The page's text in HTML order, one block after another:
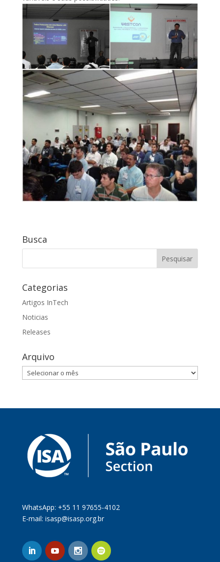
Busca
Categorias
Artigos InTech
Noticias
Releases
Arquivo
Arquivo
WhatsApp: +55 11 97655-4102
E-mail: isasp@isasp.org.br